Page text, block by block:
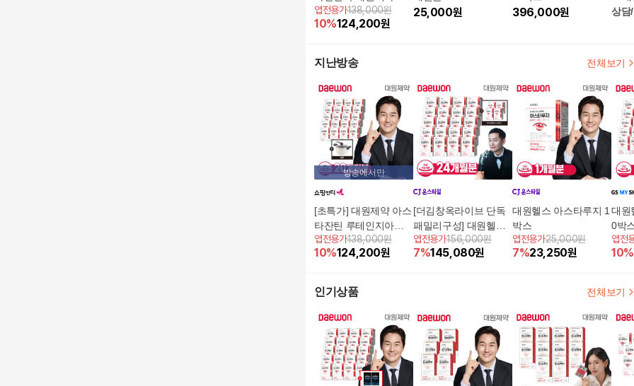
틴(아스타루지) 20개월
분 + 저압냄비
앱전용가138,000원
10%124,200원
25,000원 396,000원
상담/
지난방송 전체보기
방송에서만
[초특가] 대원제약 아스
타잔틴 루테인지아잔
틴(아스타루지) 20개월
분 + 저압냄비
앱전용가138,000원
10%124,200원
[더김창옥라이브 단독
패밀리구성] 대원헬스
아스타루지 20+4박스
앱전용가156,000원
7%145,080원
대원헬스 아스타루지 1
박스
앱전용가25,000원
7%23,250원
대원
0박
앱전
10%
인기상품 전체보기